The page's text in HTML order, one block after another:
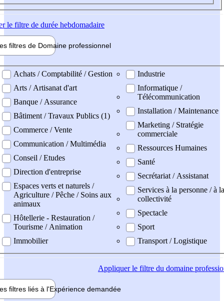
le filtre de durée hebdomadaire
filtres de Domaine professionnel
professionel
Achats / Comptabilité / Gestion
Arts / Artisanat d'art
Banque / Assurance
Bâtiment / Travaux Publics (1)
Commerce / Vente
Communication / Multimédia
Conseil / Etudes
Direction d'entreprise
Espaces verts et naturels /
Agriculture / Pêche / Soins aux
animaux
Hôtellerie - Restauration /
Tourisme / Animation
Immobilier
Industrie
Informatique /
Télécommunication
Installation / Maintenance
Marketing / Stratégie
commerciale
Ressources Humaines
Santé
Secrétariat / Assistanat
Services à la personne / à la
collectivité
Spectacle
Sport
Transport / Logistique
Appliquerle filtre du domaine
filtres liés à l'Expérience demandée